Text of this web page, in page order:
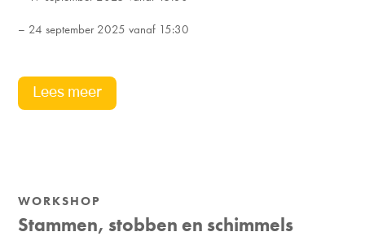
– 24 september 2025 vanaf 15:30
Lees meer
WORKSHOP
Stammen, stobben en schimmels